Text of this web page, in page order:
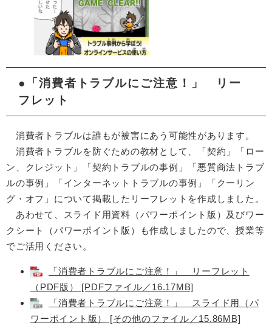
●「消費者トラブルにご注意！」 リー
フレット
消費者トラブルは誰もが被害にあう可能性があります。
消費者トラブルを防ぐための教材として、「契約」「ロー
ン、クレジット」「契約トラブルの事例」「悪質商法トラブ
ルの事例」「インターネットトラブルの事例」「クーリン
グ・オフ」について掲載したリーフレットを作成しました。
あわせて、スライド用資料（パワーポイント版）及びワー
クシート（パワーポイント版）も作成しましたので、授業等
でご活用ください。
「消費者トラブルにご注意！」 リーフレット
（PDF版） [PDFファイル／16.17MB]
「消費者トラブルにご注意！」 スライド用（パ
ワーポイント版） [その他のファイル／15.86MB]